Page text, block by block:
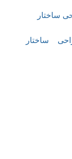
ساختار
ساختار